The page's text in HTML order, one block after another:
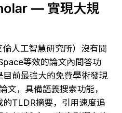
— 實現大規
人工智慧研究所）沒有閱
等效的論文內問答功
前最強大的免費學術發現
文，具備語義搜索功能，
TLDR摘要，引用速度追